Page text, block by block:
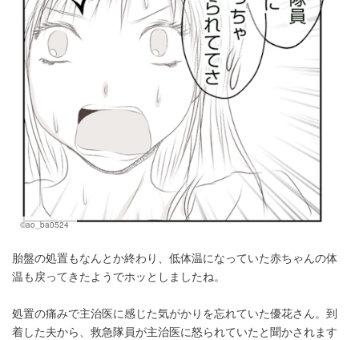
©ao_ba0524
胎盤の処置もなんとか終わり、低体温になっていた赤ちゃんの体
温も戻ってきたようでホッとしましたね。
処置の痛みで主治医に感じた気がかりを忘れていた優花さん。到
着した夫から、救急隊員が主治医に怒られていたと聞かされます